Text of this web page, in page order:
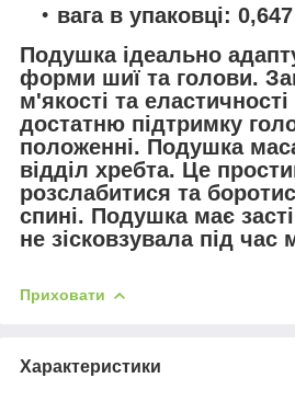
вага в упаковці: 0,647
Подушка ідеально
форми шиї та голови.
м'якості та
достатню підтримку
положенні. Подушка
відділ хребта. Це
розслабитися та
спині. Подушка має
не зісковзувала під час
Приховати
Характеристики